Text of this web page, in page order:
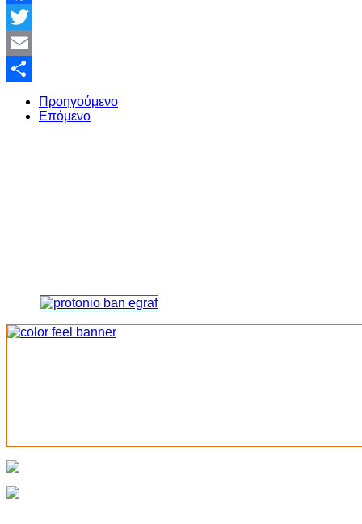
Facebook
Twitter
Email
Share
Προηγούμενο
Επόμενο